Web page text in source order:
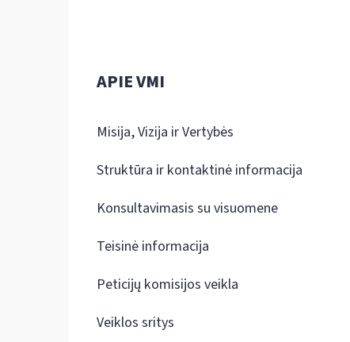
APIE VMI
Misija, Vizija ir Vertybės
Struktūra ir kontaktinė informacija
Konsultavimasis su visuomene
Teisinė informacija
Peticijų komisijos veikla
Veiklos sritys